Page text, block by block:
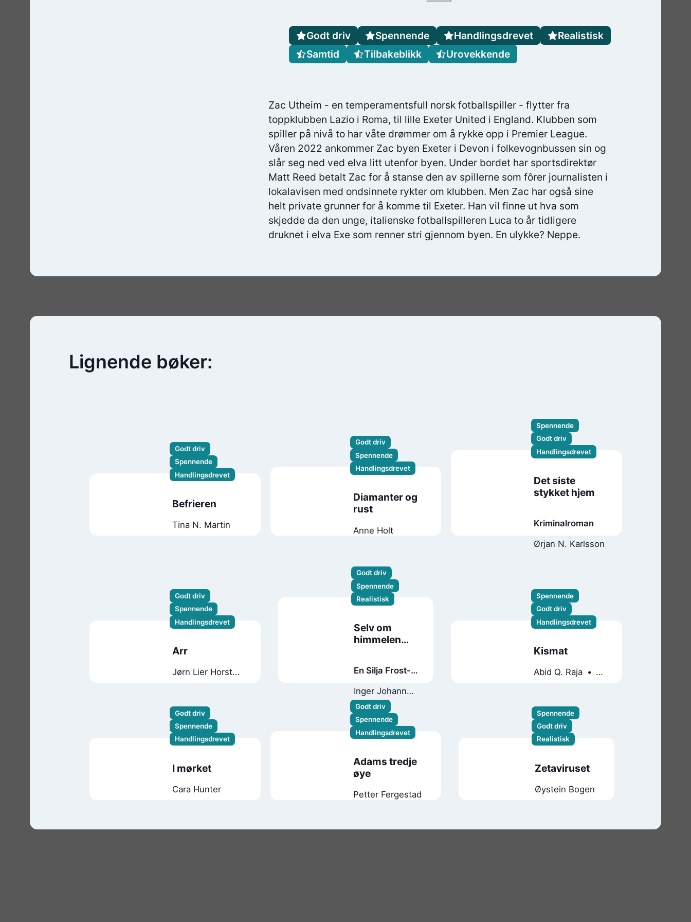
Zac Utheim - en temperamentsfull norsk fotballspiller - flytter fra
toppklubben Lazio i Roma, til lille Exeter United i England. Klubben som
spiller på nivå to har våte drømmer om å rykke opp i Premier League.
Våren 2022 ankommer Zac byen Exeter i Devon i folkevognbussen sin og
slår seg ned ved elva litt utenfor byen. Under bordet har sportsdirektør
Matt Reed betalt Zac for å stanse den av spillerne som fôrer journalisten i
lokalavisen med ondsinnete rykter om klubben. Men Zac har også sine
helt private grunner for å komme til Exeter. Han vil finne ut hva som
skjedde da den unge, italienske fotballspilleren Luca to år tidligere
druknet i elva Exe som renner stri gjennom byen. En ulykke? Neppe.
Godt driv Spennende Handlingsdrevet
Realistisk
Samtid
Tilbakeblikk Urovekkende
Lignende bøker:
Godt driv
Spennende
Handlingsdrevet
Befrieren
Tina N. Martin
Godt driv
Spennende
Handlingsdrevet
Diamanter og
rust
Anne Holt
Spennende
Godt driv
Handlingsdrevet
Det siste
stykket hjem
Kriminalroman
Ørjan N. Karlsson
Godt driv
Spennende
Handlingsdrevet
Arr
Jørn Lier Horst
Godt driv
Spennende
Realistisk
Selv om
himmelen
En Silja Frost-
Inger Johanne
Øen
Spennende
Godt driv
Handlingsdrevet
Kismat
Abid Q. Raja
Godt driv
Spennende
Handlingsdrevet
I mørket
Cara Hunter
Godt driv
Spennende
Handlingsdrevet
Adams tredje
øye
Petter Fergestad
Spennende
Godt driv
Realistisk
Zetaviruset
Øystein Bogen